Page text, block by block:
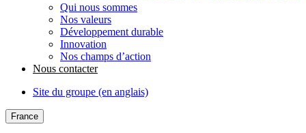
Qui nous sommes
Nos valeurs
Développement durable
Innovation
Nos champs d’action
Nous contacter
Site du groupe (en anglais)
France